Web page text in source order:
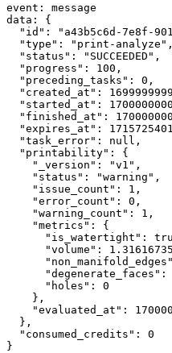
event :
message
data :
{
"id" : "a43b5c6d-7e8f-
"type" : "print-analyze" ,
"status" : "SUCCEEDED" ,
"progress" : 100 ,
"preceding_tasks" : 0 ,
"created_at" :
"started_at" :
"finished_at" :
"expires_at" :
"task_error" : null ,
"printability" : {
"_version" : "v1" ,
"status" : "warning" ,
"issue_count" : 1 ,
"error_count" : 0 ,
"warning_count" : 1 ,
"metrics" :
{
"is_watertight" :
"volume" :
"non_manifold_edges"
"degenerate_faces" :
"holes" :
0
    }
,
"evaluated_at" :
  }
,
"consumed_credits" : 0
}